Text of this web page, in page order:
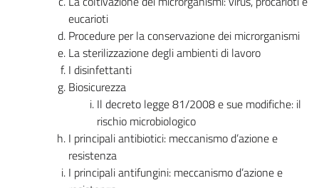
eucarioti
Procedure per la conservazione dei microrganismi
La sterilizzazione degli ambienti di lavoro
I disinfettanti
Biosicurezza
Il decreto legge 81/2008 e sue modifiche: il
rischio microbiologico
I principali antibiotici: meccanismo d’azione e
resistenza
I principali antifungini: meccanismo d’azione e